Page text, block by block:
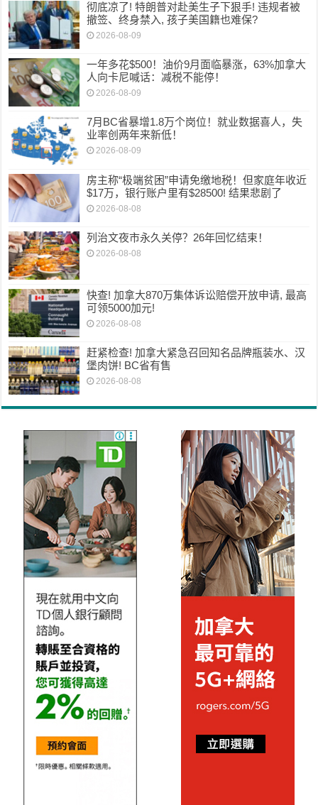
彻底凉了! 特朗普对赴美生子下狠手! 违规者被
撤签、终身禁入, 孩子美国籍也难保?
2026-08-09
一年多花$500！油价9月面临暴涨，63%加拿大
人向卡尼喊话：减税不能停！
2026-08-09
7月BC省暴增1.8万个岗位！就业数据喜人，失
业率创两年来新低！
2026-08-09
房主称“极端贫困”申请免缴地税！但家庭年收近
$17万，银行账户里有$28500! 结果悲剧了
2026-08-08
列治文夜市永久关停？26年回忆结束！
2026-08-08
快查! 加拿大870万集体诉讼赔偿开放申请, 最高
可领5000加元!
2026-08-08
赶紧检查! 加拿大紧急召回知名品牌瓶装水、汉
堡肉饼! BC省有售
2026-08-08